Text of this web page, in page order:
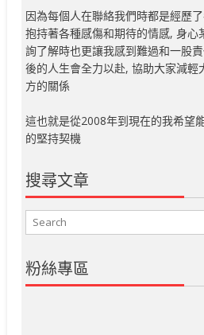
因為每個人在聯絡我們時都是經歷
抱持著各種感傷和期待的情感, 身
詢了解時也更讓我感到難過和一股
後的人生會全力以赴, 協助大家減
方的關係
這也就是從2008年到現在的我希望
的堅持契機
搜尋文章
粉絲專區